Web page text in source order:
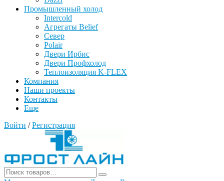
Промышленный холод
Intercold
Агрегаты Belief
Север
Polair
Двери Ирбис
Двери Профхолод
Теплоизоляция K-FLEX
Компания
Наши проекты
Контакты
Еще
Войти / Регистрация